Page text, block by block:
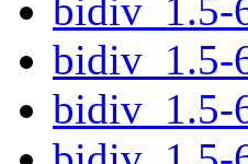
bidiv_1.5-
bidiv_1.5-
bidiv_1.5-